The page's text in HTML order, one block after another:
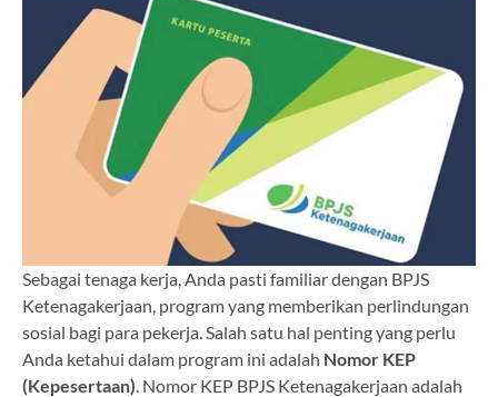
Sebagai tenaga kerja, Anda pasti familiar dengan BPJS
Ketenagakerjaan, program yang memberikan perlindungan
sosial bagi para pekerja. Salah satu hal penting yang perlu
Anda ketahui dalam program ini adalah Nomor KEP
(Kepesertaan) . Nomor KEP BPJS Ketenagakerjaan adalah